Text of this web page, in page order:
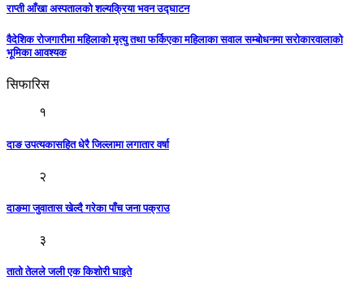
राप्ती आँखा अस्पतालको शल्यक्रिया भवन उद्घाटन
वैदेशिक रोजगारीमा महिलाको मृत्यु तथा फर्किएका महिलाका सवाल सम्बोधनमा सरोकारवालाको
भूमिका आवश्यक
सिफारिस
१
दाङ उपत्यकासहित धेरै जिल्लामा लगातार वर्षा
२
दाङमा जुवातास खेल्दै गरेका पाँच जना पक्राउ
३
तातो तेलले जली एक किशोरी घाइते